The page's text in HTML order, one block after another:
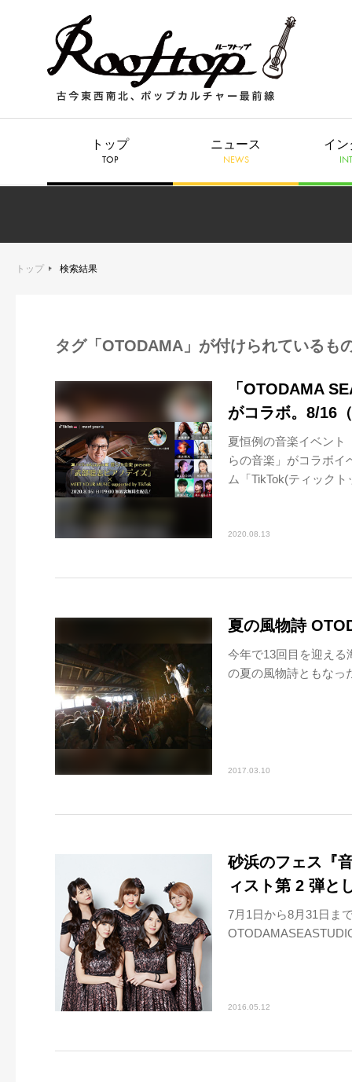
トップ
TOP
ニュース
NEWS
イン
トップ 検索結果
タグ「OTODAMA」が付けられているも
「OTODAMA
がコラボ。8/16
夏恒例の音楽イベント
らの音楽」がコラボイ
ム「TikTok(ティックト
2020.08.13
夏の風物詩
今年で13回目を迎え
の夏の風物詩ともなっ
2017.03.10
砂浜のフェス『
ィスト第 2 弾と
7月1日から8月31日ま
2016.05.12